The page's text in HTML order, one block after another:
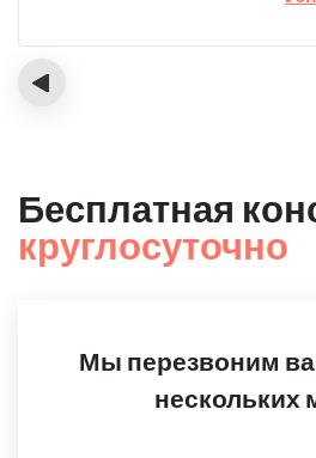
‹
Бесплатная
круглосуточно
Мы перезвоним
нескольких